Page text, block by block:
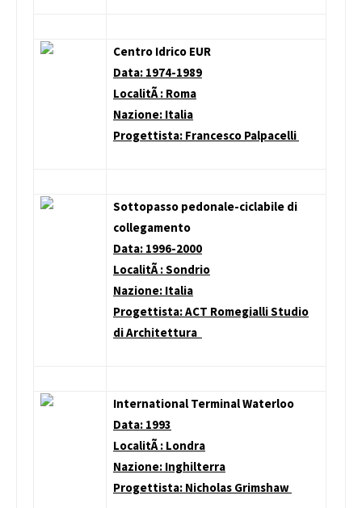
Centro Idrico EUR
Data: 1974-1989
LocalitÃ : Roma
Nazione: Italia
Progettista: Francesco Palpacelli
Sottopasso pedonale-ciclabile di
collegamento
Data: 1996-2000
LocalitÃ : Sondrio
Nazione: Italia
Progettista: ACT Romegialli Studio
di Architettura
International Terminal Waterloo
Data: 1993
LocalitÃ : Londra
Nazione: Inghilterra
Progettista: Nicholas Grimshaw